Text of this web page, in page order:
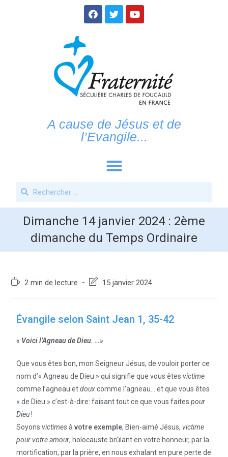
A cause de Jésus et de
l’Evangile...
Dimanche 14 janvier 2024 : 2ème
dimanche du Temps Ordinaire
2 min de lecture 15 janvier 2024
Évangile selon Saint Jean 1, 35-42
« Voici l’Agneau de Dieu. …»
Que vous êtes bon, mon Seigneur Jésus, de vouloir porter ce
nom d’« Agneau de Dieu » qui signifie que vous êtesvictime
comme l’agneau etdouxcomme l’agneau… et que vous êtes
« de Dieu » c’est-à-dire: faisant tout ce que vous faitespour
Dieu!
Soyonsvictimesàvotre exemple, Bien-aimé Jésus,victime
pour votre amour, holocauste brûlant en votre honneur, par la
mortification, par la prière, en nous exhalant en pure perte de